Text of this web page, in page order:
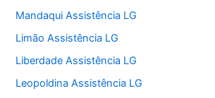
Mandaqui Assistência LG
Limão Assistência LG
Liberdade Assistência LG
Leopoldina Assistência LG